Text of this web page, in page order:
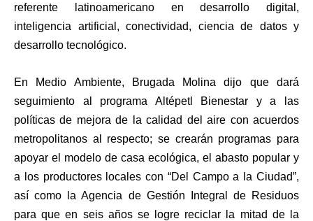
referente latinoamericano en desarrollo digital,
inteligencia artificial, conectividad, ciencia de datos y
desarrollo tecnológico.
En Medio Ambiente, Brugada Molina dijo que dará
seguimiento al programa Altépetl Bienestar y a las
políticas de mejora de la calidad del aire con acuerdos
metropolitanos al respecto; se crearán programas para
apoyar el modelo de casa ecológica, el abasto popular y
a los productores locales con “Del Campo a la Ciudad”,
así como la Agencia de Gestión Integral de Residuos
para que en seis años se logre reciclar la mitad de la